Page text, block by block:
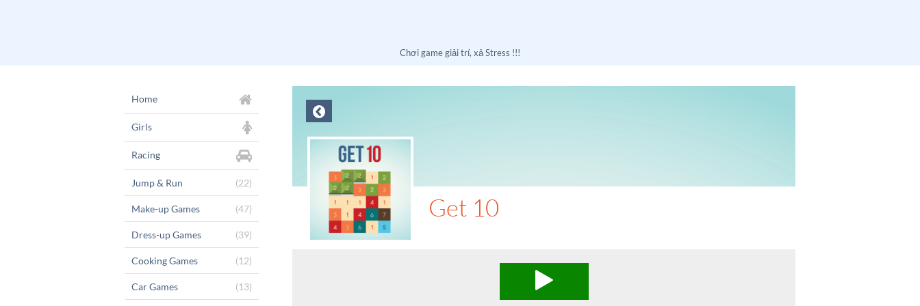
Chơi game giải trí, xả Stress !!!
Home
Girls
Racing
(22)
Jump & Run
(47)
Make-up Games
(39)
Dress-up Games
(12)
Cooking Games
(13)
Car Games
Get 10